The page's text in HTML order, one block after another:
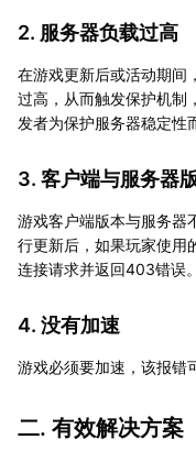
2. 服务器负载过高
在游戏更新后或活动期间
过高，从而触发保护机制
发者为保护服务器稳定性
3. 客户端与服务器
游戏客户端版本与服务器
行更新后，如果玩家使用
连接请求并返回403错误。
4. 没有加速
游戏必须要加速，该报错
二. 有效解决方案